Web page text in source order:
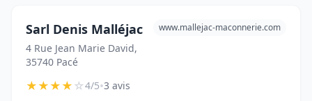
Sarl Denis Malléjac
4 Rue Jean Marie David,
35740 Pacé
www.mallejac-maconnerie.com
★★★★☆4/5•3 avis